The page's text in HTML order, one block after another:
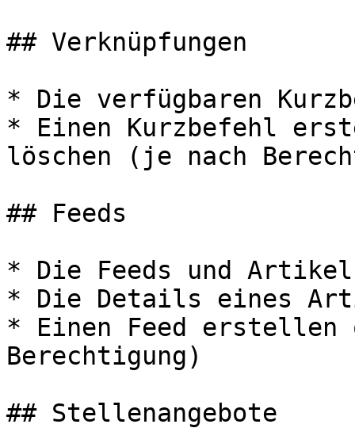
## Verknüpfungen
* Die verfügbaren
* Einen Kurzbefehl
löschen (je nach
## Feeds
* Die Feeds und
* Die Details eines
* Einen Feed erstellen
Berechtigung)
## Stellenangebote